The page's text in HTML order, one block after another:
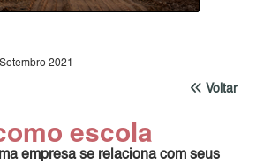
2021
Voltar
escola
empresa se relaciona com seus